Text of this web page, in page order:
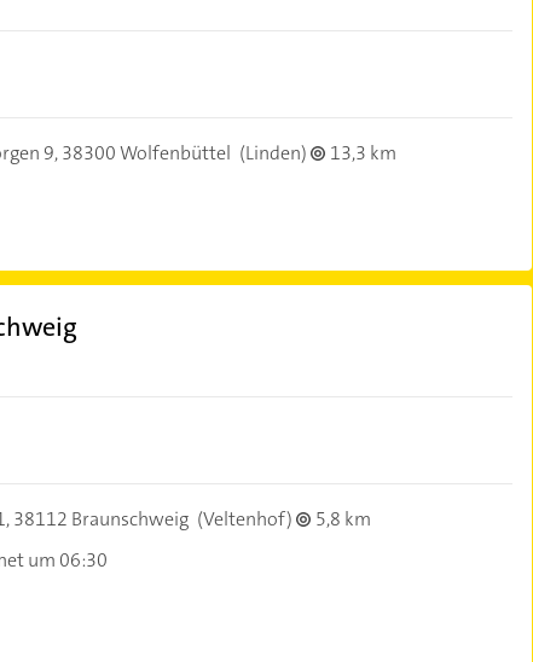
9,38300 Wolfenbüttel (Linden)
13,3 km
38112 Braunschweig (Veltenhof)
5,8 km
um 06:30